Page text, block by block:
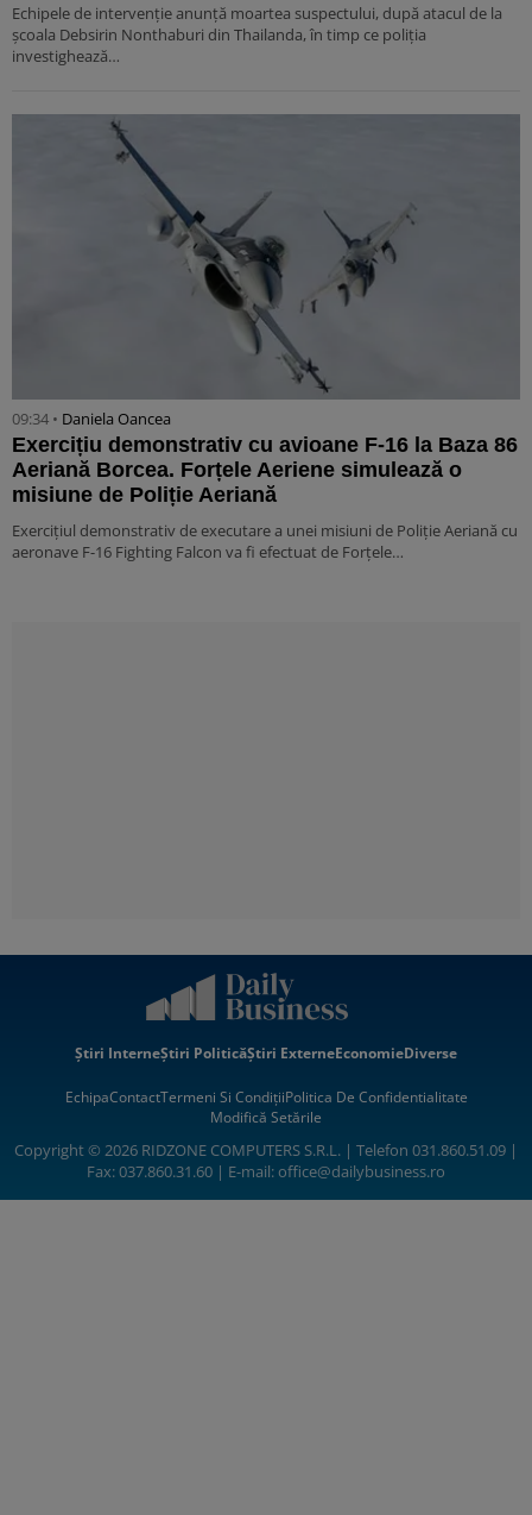
Echipele de intervenție anunță moartea suspectului, după atacul de la
școala Debsirin Nonthaburi din Thailanda, în timp ce poliția
investighează…
09:34 • Daniela Oancea
Exercițiu demonstrativ cu avioane F-16 la Baza 86
Aeriană Borcea. Forțele Aeriene simulează o
misiune de Poliție Aeriană
Exercițiul demonstrativ de executare a unei misiuni de Poliție Aeriană cu
aeronave F-16 Fighting Falcon va fi efectuat de Forțele…
Știri InterneȘtiri PoliticăȘtiri ExterneEconomieDiverse
EchipaContactTermeni Si CondițiiPolitica De Confidentialitate
Modifică Setările
Copyright © 2026 RIDZONE COMPUTERS S.R.L. | Telefon 031.860.51.09 |
Fax: 037.860.31.60 | E-mail:office@dailybusiness.ro